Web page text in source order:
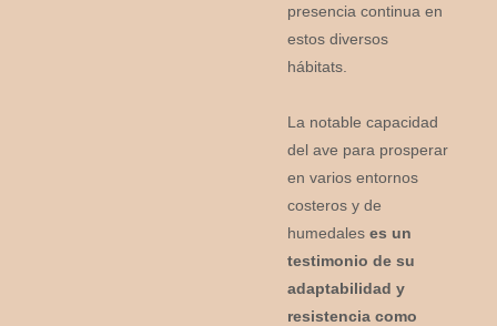
presencia continua en
estos diversos
hábitats.
La notable capacidad
del ave para prosperar
en varios entornos
costeros y de
humedaleses un
testimonio de su
adaptabilidad y
resistencia como